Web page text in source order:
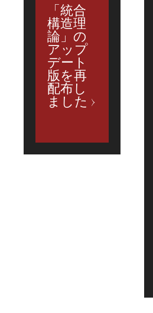
「統合
構造理
論」の
アップ
デート
版を再
配布し
ました